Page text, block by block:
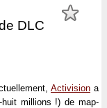
DLC
Activision a
millions !) de map-